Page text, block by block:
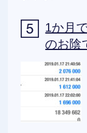
1か月
のお陰